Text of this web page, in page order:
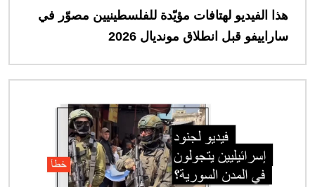
هذا الفيديو لهتافات مؤيّدة للفلسطينيين مصوّر في
ساراييفو قبل انطلاق مونديال 2026